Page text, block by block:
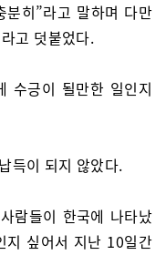
히”라고 말하며 다만
고 덧붙었다.
수긍이 될만한 일인지
득이 되지 않았다.
람들이 한국에 나타났
지 싶어서 지난 10일간